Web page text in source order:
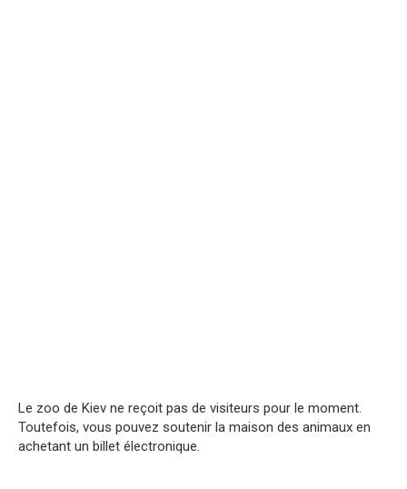
Le zoo de Kiev ne reçoit pas de visiteurs pour le moment.
Toutefois, vous pouvez soutenir la maison des animaux en
achetant un billet électronique.